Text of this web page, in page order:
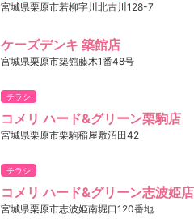
宮城県栗原市若柳字川北古川128-7
ケーズデンキ 築館店
宮城県栗原市築館藤木1番48号
チラシ
コメリ ハード&グリーン栗駒店
宮城県栗原市栗駒稲屋敷沼田42
チラシ
コメリ ハード&グリーン志波姫店
宮城県栗原市志波姫南堀口120番地